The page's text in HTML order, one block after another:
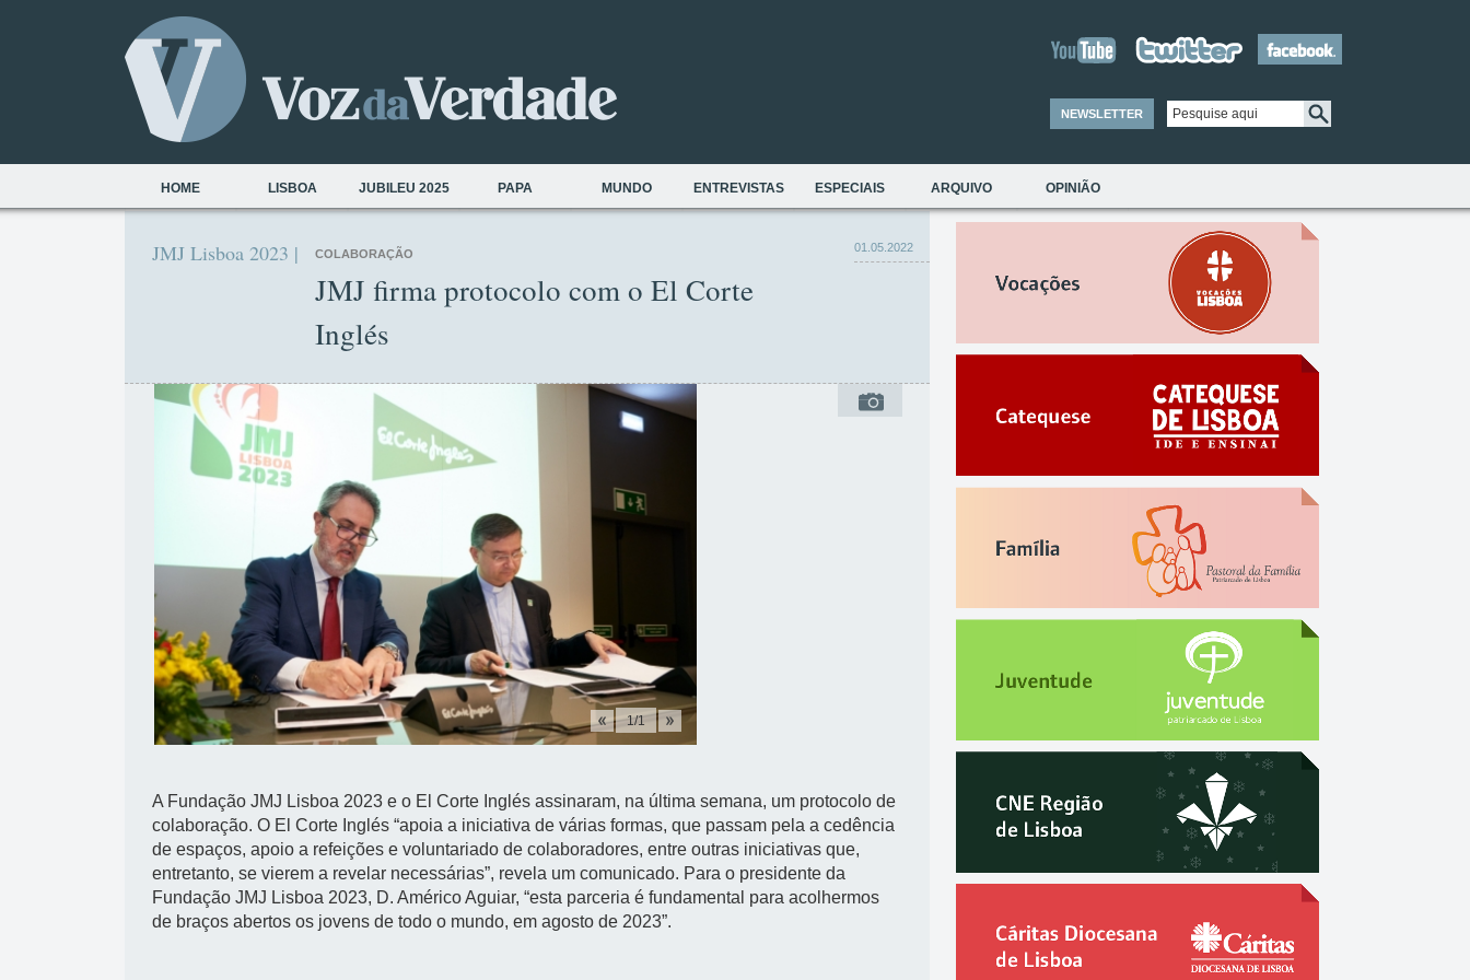
NEWSLETTER
HOME LISBOA JUBILEU 2025 PAPA MUNDO ENTREVISTAS ESPECIAIS ARQUIVO OPINIÃO
01.05.2022
JMJ Lisboa 2023 | COLABORAÇÃO
JMJ firma protocolo com o El Corte
Inglés
1/1
A Fundação JMJ Lisboa 2023 e o El Corte Inglés assinaram, na última semana, um protocolo de
colaboração. O El Corte Inglés “apoia a iniciativa de várias formas, que passam pela a cedência
de espaços, apoio a refeições e voluntariado de colaboradores, entre outras iniciativas que,
entretanto, se vierem a revelar necessárias”, revela um comunicado. Para o presidente da
Fundação JMJ Lisboa 2023, D. Américo Aguiar, “esta parceria é fundamental para acolhermos
de braços abertos os jovens de todo o mundo, em agosto de 2023”.